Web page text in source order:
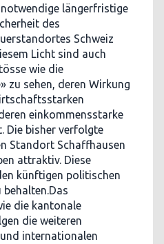
längerfristige
des
Schweiz
Licht sind auch
wie die
zu sehen, deren Wirkung
einkommensstarke
Die bisher verfolgte
Standort Schaffhausen
attraktiv. Diese
künftigen politischen
behalten.Das
die kantonale
die weiteren
internationalen